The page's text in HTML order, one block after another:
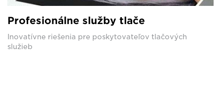
Profesionálne služby tlače
Inovatívne riešenia pre poskytovateľov tlačových
služieb